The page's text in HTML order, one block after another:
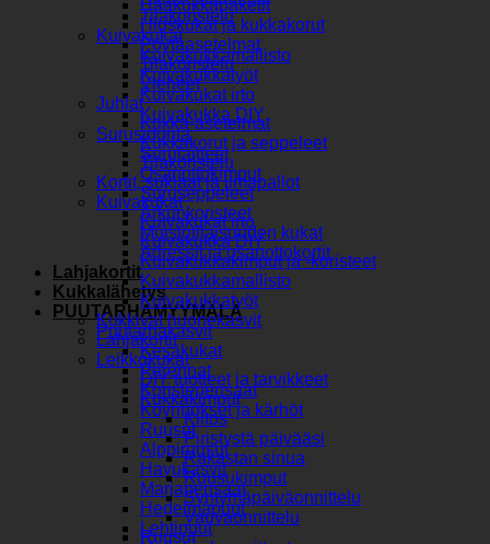
Tilakoristelu
Kuivakukat
Kuivakukkamallisto
Kuivakukkatyöt
Kuivakukat irto
Kuivakukka DIY
Surusidonta
Surulaitteet
Osanottokimput
Suruseppeleet
Arkunkoristeet
Muistotilaisuuden kukat
Adressit ja osanottokortit
Lahjakortit
Kukkalähetys
PUUTARHAMYYMÄLÄ
Puutarhakasvit
Kesäkukat
Perennat
Koristepensaat
Köynnökset ja kärhöt
Ruusut
Alppiruusut
Havukasvit
Marjapensaat
Hedelmäpuut
Lehtipuut
Hääkukkapaketit
Hiuskukat ja kukkakorut
Pöytäasetelmat
Tilakoristelu
Vieheet
Juhlat
Kukka-asetelmat
Kukkakorut ja seppeleet
Tilakoristelu
Kortit, suklaat ja ilmapallot
Kuivakukat
Kuivakukat irto
Kuivakukka DIY
Kuivakukkakimput ja -koristeet
Kuivakukkamallisto
Kuivakukkatyöt
Kukkivat huonekasvit
Lahjakortit
Leikkokukat
DIY tuotteet ja tarvikkeet
Kukkakimput
Kiitos
Piristystä päivääsi
Rakastan sinua
Ruusukimput
Syntymäpäiväonnittelu
Vauvaonnittelu
Ruusut